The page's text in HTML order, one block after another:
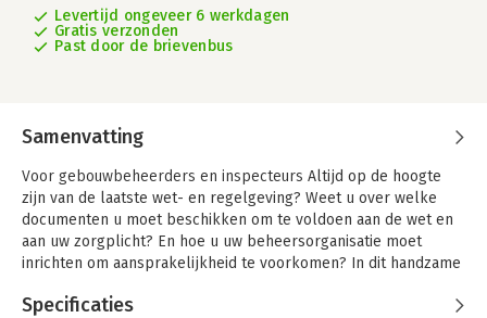
Levertijd ongeveer 6 werkdagen
Gratis verzonden
Past door de brievenbus
Samenvatting
Voor gebouwbeheerders en inspecteurs Altijd op de hoogte
zijn van de laatste wet- en regelgeving? Weet u over welke
documenten u moet beschikken om te voldoen aan de wet en
aan uw zorgplicht? En hoe u uw beheersorganisatie moet
inrichten om aansprakelijkheid te voorkomen? In dit handzame
bestaande gebouwen en gebouwgebonden installaties
Specificaties